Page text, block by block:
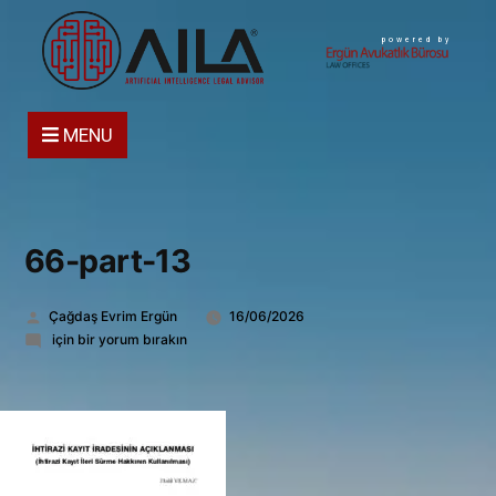
powered by
MENU
66-part-13
Gönderen:
Çağdaş Evrim Ergün
16/06/2026
66-
için bir yorum bırakın